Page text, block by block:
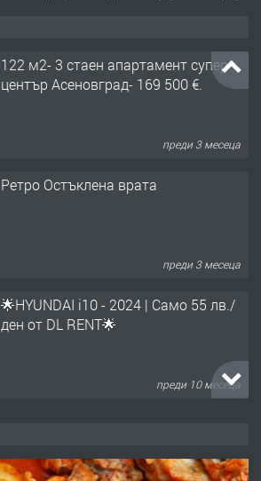
122 м2- 3 стаен апартамент супер
център Асеновград- 169 500 €.
преди 3 месеца
Ретро Остъклена врата
преди 3 месеца
🌟HYUNDAI i10 - 2024 | Само 55 лв./
ден от DL RENT🌟
преди 10 месеца